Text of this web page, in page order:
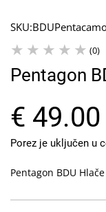
SKU:
(0)
Pentagon
€ 49.00
Porez je uključen u
Pentagon BDU